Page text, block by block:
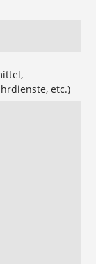
etc.)